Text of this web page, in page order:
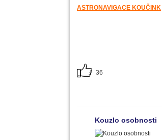
ASTRONAVIGACE KOUČINK
36
Kouzlo osobnosti